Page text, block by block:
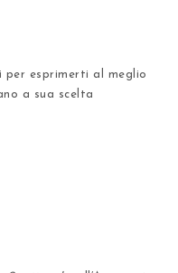
esprimerti al meglio
a sua scelta